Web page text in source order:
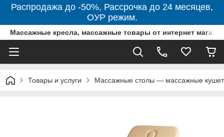
Распродажа до -50%, Рассрочка до 24 месяцев,
ОУР режим.
Массажные кресла, массажные товары от интернет
Товары и услуги Массажные столы — массажные